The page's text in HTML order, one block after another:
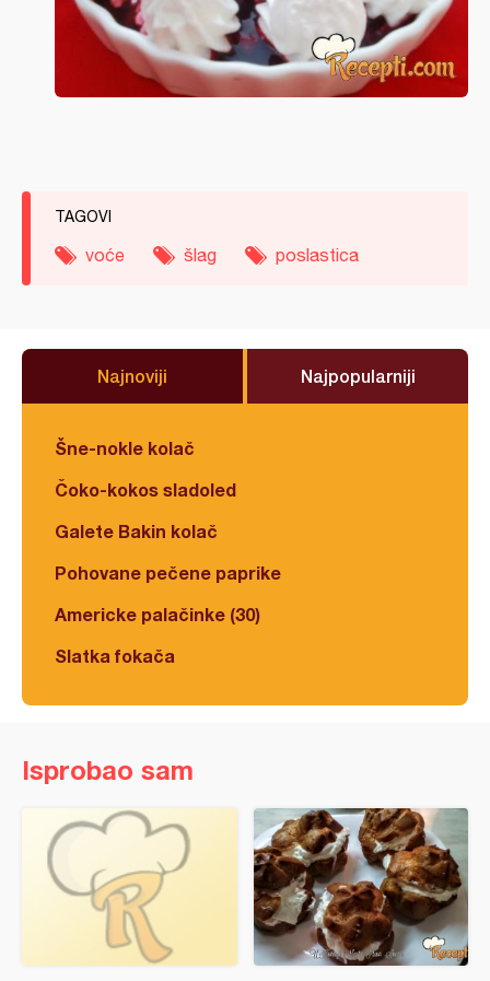
TAGOVI
voće šlag poslastica
Najnoviji Najpopularniji
Šne-nokle kolač
Čoko-kokos sladoled
Galete Bakin kolač
Pohovane pečene paprike
Americke palačinke (30)
Slatka fokača
Isprobao sam